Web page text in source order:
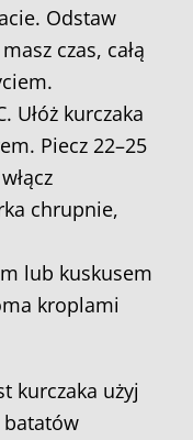
Odstaw
czas, całą
Ułóż kurczaka
Piecz 22–25
chrupnie,
lub kuskusem
kroplami
kurczaka użyj